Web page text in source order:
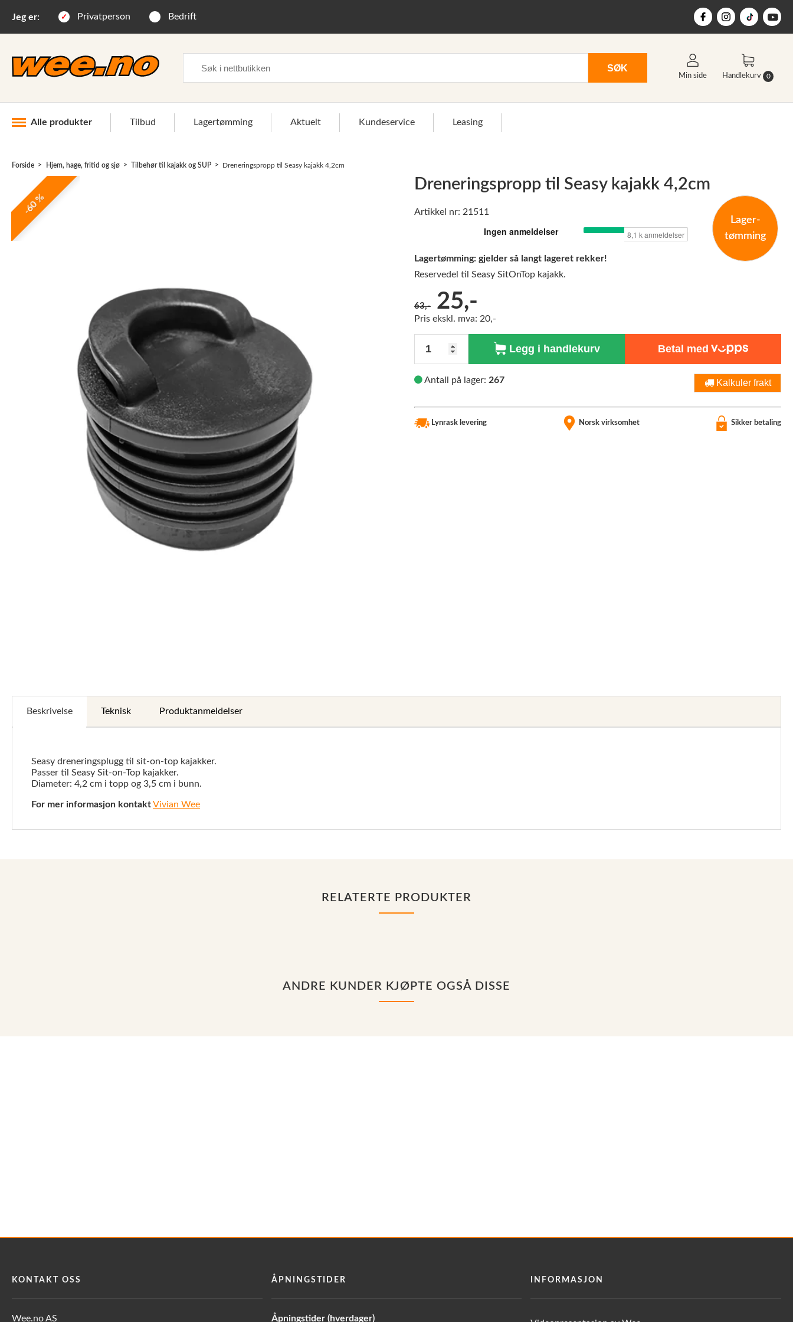
Jeg er: Privatperson Bedrift
SØK
Min side Handlekurv 0
Alle produkter Tilbud Lagertømming Aktuelt Kundeservice Leasing
Industri og anlegg
Skogsutstyr
Landbruksutstyr
Nye Wee produkter
Forside Hjem, hage, fritid og sjø Tilbehør til kajakk og SUP Dreneringspropp til Seasy kajakk 4,2cm
-60 %
Dreneringspropp til Seasy kajakk 4,2cm
Lager-
tømming
Artikkel nr: 21511
Lagertømming: gjelder så langt lageret rekker!
Reservedel til Seasy SitOnTop kajakk.
63,-
25,-
Pris ekskl. mva: 20,-
Legg i handlekurv Betal med
Antall på lager: 267 Kalkuler frakt
Lynrask levering Norsk virksomhet Sikker betaling
Beskrivelse Teknisk Produktanmeldelser
Seasy dreneringsplugg til sit-on-top kajakker.
Passer til Seasy Sit-on-Top kajakker.
Diameter: 4,2 cm i topp og 3,5 cm i bunn.
For mer informasjon kontaktVivian Wee
RELATERTE PRODUKTER
ANDRE KUNDER KJØPTE OGSÅ DISSE
KONTAKT OSS
Wee.no AS
ÅPNINGSTIDER
Åpningstider (hverdager)
INFORMASJON